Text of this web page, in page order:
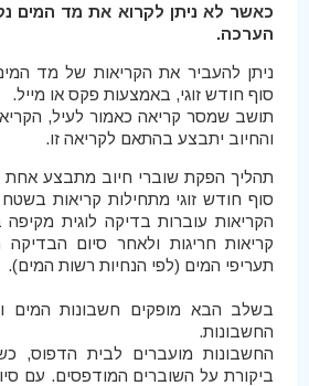
כאשר לא ניתן לקרוא את מד המים
הערכה.
ניתן להעביר את הקריאות של מד
סוף חודש זוגי, באמצעות פקס או מייל.
תושב שמסר קריאה כאמור לעיל,
והחיוב יתבצע בהתאם לקריאה זו.
תהליך הפקת שוברי חיוב מתבצע אחת
סוף חודש זוגי מתחילות קריאות בשטח
הקריאות עוברות בדיקה לוגית
קריאות חריגות ולאחר סיום
תעריפי המים (לפי הנחיות רשות המים).
בשלב הבא מופקים חשבונות המים
החשבונות.
החשבונות מועברים לבית הדפוס,
ביקורת על השוברים המודפסים. עם